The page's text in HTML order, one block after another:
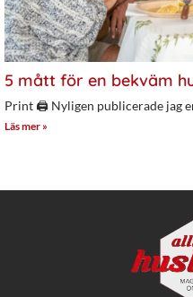
5 mått för en bekväm
Print 🖨 Nyligen publicerade jag
Läs mer »